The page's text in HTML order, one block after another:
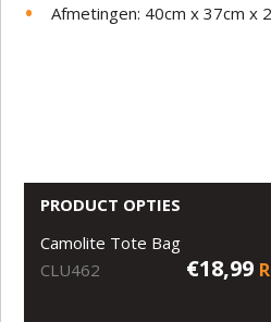
Afmetingen: 40cm x 37cm x
PRODUCT OPTIES
Camolite Tote Bag
CLU462
€18,99